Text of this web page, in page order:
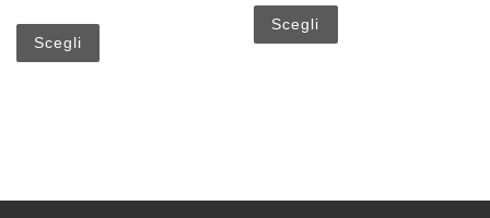
Scegli
Questo prodotto ha più varianti. Le opzioni possono
Scegli